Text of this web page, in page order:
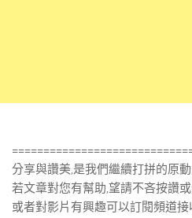
分享與讚美,是我們繼續打拼的原
若文章對您有幫助,望請不吝按讚
或者對影片有興趣可以訂閱頻道接